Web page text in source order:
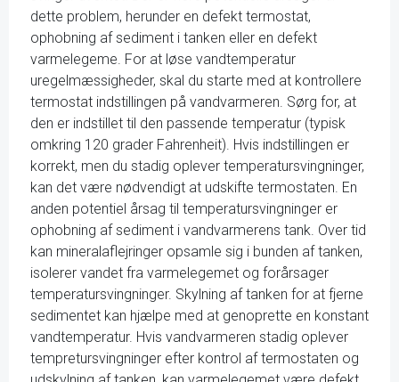
dette problem, herunder en defekt termostat,
ophobning af sediment i tanken eller en defekt
varmelegeme. For at løse vandtemperatur
uregelmæssigheder, skal du starte med at kontrollere
termostat indstillingen på vandvarmeren. Sørg for, at
den er indstillet til den passende temperatur (typisk
omkring 120 grader Fahrenheit). Hvis indstillingen er
korrekt, men du stadig oplever temperatursvingninger,
kan det være nødvendigt at udskifte termostaten. En
anden potentiel årsag til temperatursvingninger er
ophobning af sediment i vandvarmerens tank. Over tid
kan mineralaflejringer opsamle sig i bunden af tanken,
isolerer vandet fra varmelegemet og forårsager
temperatursvingninger. Skylning af tanken for at fjerne
sedimentet kan hjælpe med at genoprette en konstant
vandtemperatur. Hvis vandvarmeren stadig oplever
tempretursvingninger efter kontrol af termostaten og